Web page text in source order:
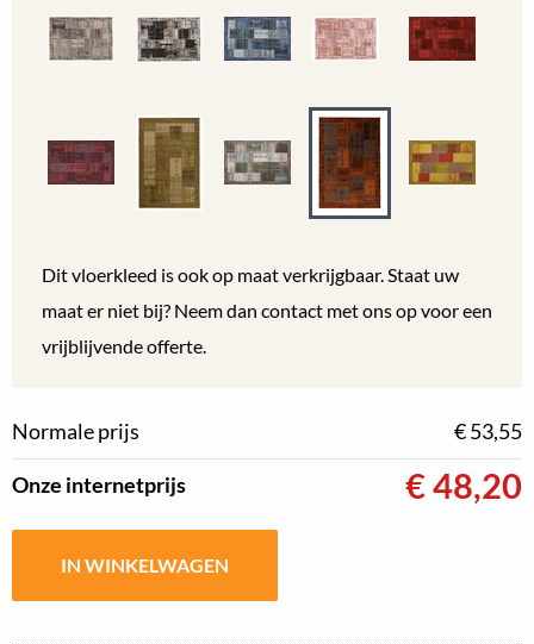
Dit vloerkleed is ook op maat verkrijgbaar. Staat uw
maat er niet bij? Neem dan contact met ons op voor een
vrijblijvende offerte.
Normale prijs € 53,55
Onze internetprijs €48,20